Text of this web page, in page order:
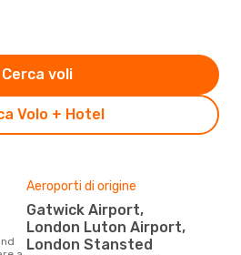
Volo + Hotel
Cerca voli
Aeroporti di origine
Gatwick Airport,
London Luton Airport,
London Stansted